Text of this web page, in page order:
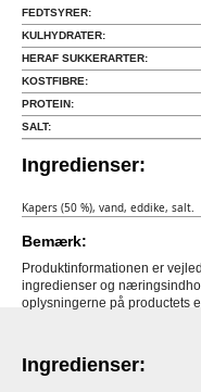
FEDTSYRER:
KULHYDRATER:
HERAF SUKKERARTER:
KOSTFIBRE:
PROTEIN:
SALT:
Ingredienser:
Kapers (50 %), vand, eddike, salt.
Bemærk:
Produktinformationen er
ingredienser og
oplysningerne på productets
Ingredienser: